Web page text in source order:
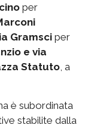
per
Gramsci per
e via
Statuto , a
è subordinata
stabilite dalla